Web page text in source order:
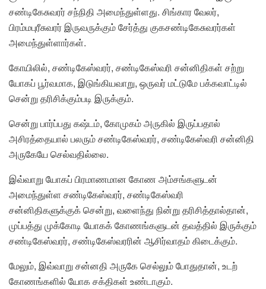
சண்டிகேசுவரர் சந்நிதி அமைந்துள்ளது. சிங்கார வேலர்,
பிரம்மபுரீசுவரர் இருவருக்கும் சேர்த்து குகசண்டிகேசுவரர்கள்
அமைந்துள்ளார்கள்.
கோயிலில், சண்டிகேஸ்வரர், சண்டிகேஸ்வரி சன்னிதிகள் சற்று
யோகப் பூர்வமாக, இடுங்கியவாறு, ஒருவர் மட்டுமே பக்கவாட்டில்
சென்று தரிசிக்கும்படி இருக்கும்.
சென்று பார்ப்பது கஷ்டம், கோமுகம் அருகில் இருப்பதால்
அசிரத்தையால் பலரும் சண்டிகேஸ்வரர், சண்டிகேஸ்வரி சன்னிதி
அருகேயே செல்வதில்லை.
இவ்வாறு யோகப் பிரமாணமான கோண அம்சங்களுடன்
அமைந்துள்ள சண்டிகேஸ்வரர், சண்டிகேஸ்வரி
சன்னிதிகளுக்குக் சென்று, வளைந்து நின்று தரிசித்தால்தான்,
முப்பத்து முக்கோடி யோகக் கோணங்களுடன் தவத்தில் இருக்கும்
சண்டிகேஸ்வரர், சண்டிகேஸ்வரரின் ஆசிர்வாதம் கிடைக்கும்.
மேலும், இவ்வாறு சன்னதி அருகே செல்லும் போதுதான், உடற்
கோணங்களில் யோக சக்திகள் உண்டாகும்.